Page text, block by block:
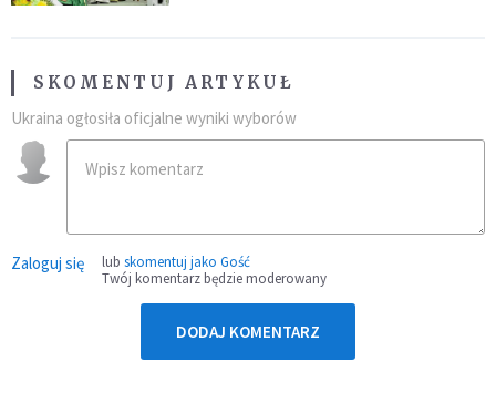
SKOMENTUJ ARTYKUŁ
Ukraina ogłosiła oficjalne wyniki wyborów
Zaloguj się lub skomentuj jako Gość
Twój komentarz będzie moderowany
DODAJ KOMENTARZ